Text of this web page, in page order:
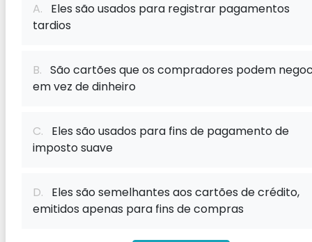
A. Eles são usados ​​para registrar pagamentos
tardios
B. São cartões que os compradores podem
em vez de dinheiro
C. Eles são usados ​​para fins de pagamento de
imposto suave
D. Eles são semelhantes aos cartões de crédito,
emitidos apenas para fins de compras